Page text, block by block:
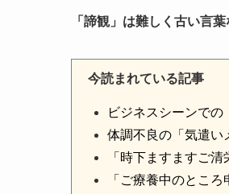
「諦観」は難しく古い言
今読まれている記事
ビジネスシーンで
体調不良の「気遣い
「時下ますますご
「ご療養中のとこ